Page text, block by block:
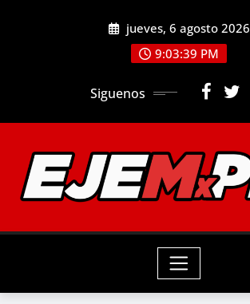
jueves, 6 agosto 2026
9:03:40 PM
Siguenos